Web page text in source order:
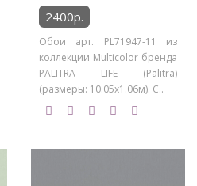
2400р.
Обои арт. PL71947-11 из
коллекции Multicolor бренда
PALITRA LIFE (Palitra)
(размеры: 10.05х1.06м). С..